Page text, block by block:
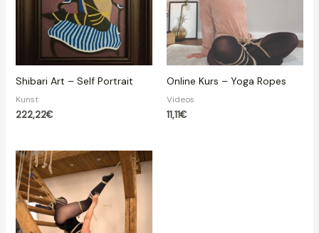
Shibari Art – Self Portrait
Kunst
222,22€
Online Kurs – Yoga Ropes
Videos
11,11€